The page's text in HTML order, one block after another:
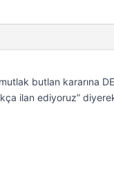
butlan kararına
ilan ediyoruz”